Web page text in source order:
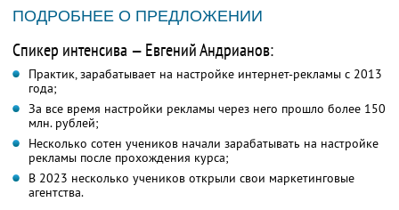
ПОДРОБНЕЕ О ПРЕДЛОЖЕНИИ
Спикер интенсива — Евгений Андрианов:
Практик, зарабатывает на настройке интернет-рекламы с 2013
года;
За все время настройки рекламы через него прошло более 150
млн. рублей;
Несколько сотен учеников начали зарабатывать на настройке
рекламы после прохождения курса;
В 2023 несколько учеников открыли свои маркетинговые
агентства.